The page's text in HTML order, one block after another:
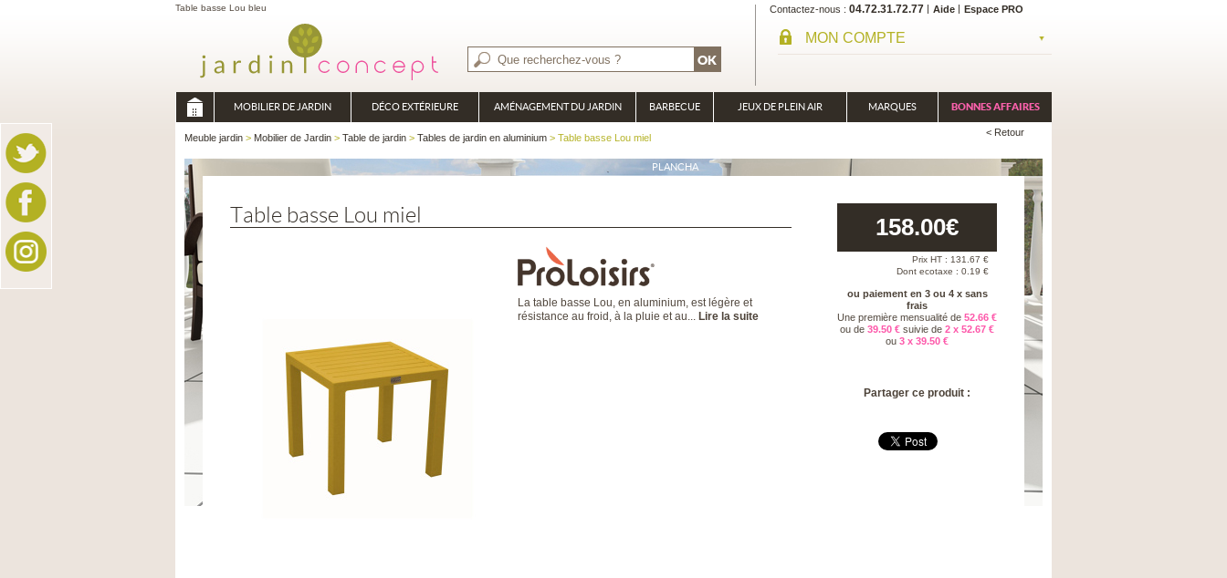
Table basse Lou bleu Contactez-nous 04.72.31.72.77 Aide Espace PRO
MON COMPTE
MOBILIER DE JARDIN DÉCO EXTÉRIEURE AMÉNAGEMENT DU JARDIN BARBECUE
PLANCHA
JEUX DE PLEIN AIR MARQUES BONNES AFFAIRES
Meuble jardin > Mobilier de Jardin > Table de jardin > Tables de jardin en aluminium > Table basse Lou miel < Retour
Table basse Lou miel
La table basse Lou, en aluminium, est légère et
résistance au froid, à la pluie et au... Lire la suite
158.00€
Prix HT : 131.67 €
Dont ecotaxe : 0.19 €
ou paiement en 3 ou 4 x sans
frais
Une première mensualité de 52.66 €
ou de 39.50 € suivie de 2 x 52.67 €
ou 3 x 39.50 €
Partager ce produit :